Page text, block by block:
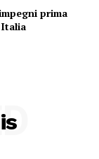
prima